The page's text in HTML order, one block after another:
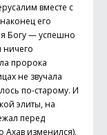
вместе с
его
Богу — успешно
пророка
не звучала
по-старому. И
элиты, на
перед
Ахав изменился),